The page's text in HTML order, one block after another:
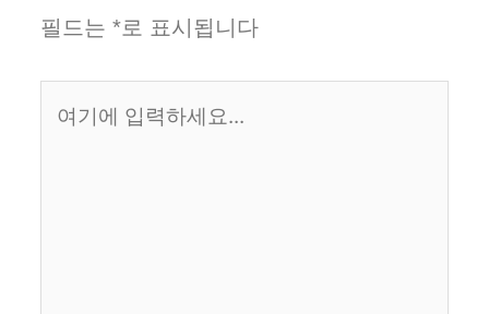
필드는 *로 표시됩니다